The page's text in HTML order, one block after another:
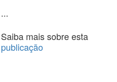
...
Saiba mais sobre esta
publicação